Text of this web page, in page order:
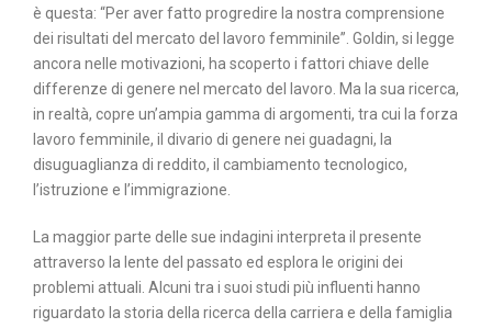
è questa: “Per aver fatto progredire la nostra comprensione
dei risultati del mercato del lavoro femminile”. Goldin, si legge
ancora nelle motivazioni, ha scoperto i fattori chiave delle
differenze di genere nel mercato del lavoro. Ma la sua ricerca,
in realtà, copre un’ampia gamma di argomenti, tra cui la forza
lavoro femminile, il divario di genere nei guadagni, la
disuguaglianza di reddito, il cambiamento tecnologico,
l’istruzione e l’immigrazione.
La maggior parte delle sue indagini interpreta il presente
attraverso la lente del passato ed esplora le origini dei
problemi attuali. Alcuni tra i suoi studi più influenti hanno
riguardato la storia della ricerca della carriera e della famiglia